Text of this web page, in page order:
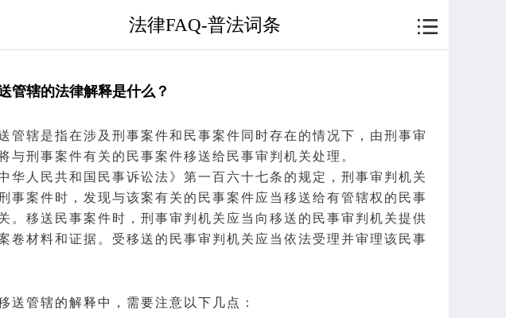
法律FAQ-普法词条
管辖的法律解释是什么？
管辖是指在涉及刑事案件和 民事案件 同时存在的情况下，由刑事审
与刑事案件有关的民事案件移送给 民事审判机关处理。
华人民共和国 民事诉讼法》第一百六十七条的规定，刑事审判机关
事案件时，发现与该案有关的民事案件应当移送给有管辖权的民事
。移送民事案件时，刑事审判机关应当向移送的民事审判机关提供
卷材料和证据 。受移送的民事审判机关应当依法受理并审理该民事
送管辖的解释中，需要注意以下几点：